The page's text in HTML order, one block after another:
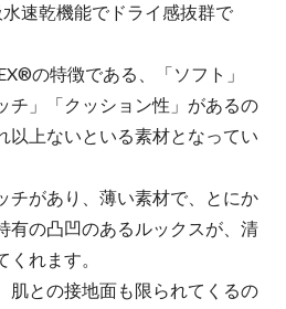
水速乾機能でドライ感抜群で
の特徴である、「ソフト」
チ」「クッション性」があるの
以上ないといる素材となってい
チがあり、薄い素材で、とにか
有の凸凹のあるルックスが、清
れます。
肌との接地面も限られてくるの